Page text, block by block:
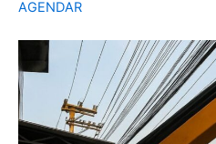
AGENDAR